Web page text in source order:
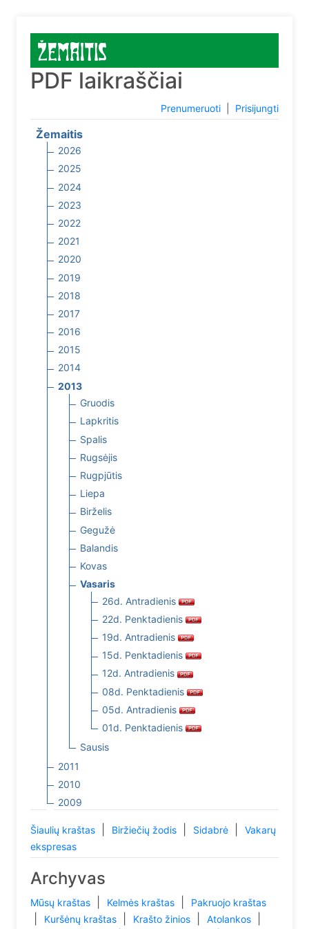
PDF laikraščiai
Prenumeruoti Prisijungti
Žemaitis
2026
2025
2024
2023
2022
2021
2020
2019
2018
2017
2016
2015
2014
2013
Gruodis
Lapkritis
Spalis
Rugsėjis
Rugpjūtis
Liepa
Birželis
Gegužė
Balandis
Kovas
Vasaris
26d. Antradienis
22d. Penktadienis
19d. Antradienis
15d. Penktadienis
12d. Antradienis
08d. Penktadienis
05d. Antradienis
01d. Penktadienis
Sausis
2011
2010
2009
Šiaulių kraštas Biržiečių žodis Sidabrė
Vakarų
ekspresas
Archyvas
Mūsų kraštas Kelmės kraštas Pakruojo kraštas
Kuršėnų kraštas Krašto žinios Atolankos